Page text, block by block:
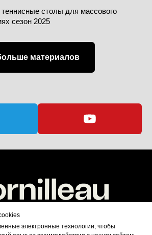
электронные технологии, чтобы
столы для массового
сезон 2025
материалов